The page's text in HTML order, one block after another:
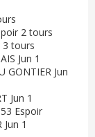
2 tours
3 tours
Jun 1
GONTIER Jun
Jun 1
Espoir
1